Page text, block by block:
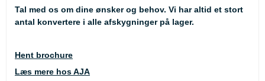
Tal med os om dine ønsker og behov. Vi har altid et stort
antal konvertere i alle afskygninger på lager.
Hent brochure
Læs mere hos AJA